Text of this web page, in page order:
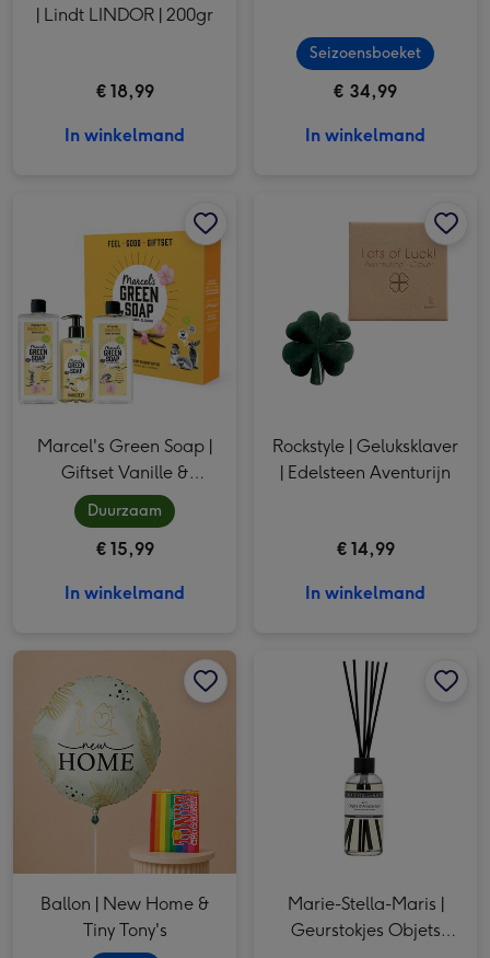
| Lindt LINDOR | 200gr
€ 18,99
In winkelmand
Seizoensboeket
€ 34,99
In winkelmand
Marcel's Green Soap |
Giftset Vanille &
Kersenbloesem
Duurzaam
€ 15,99
In winkelmand
Rockstyle | Geluksklaver
| Edelsteen Aventurijn
€ 14,99
In winkelmand
Ballon | New Home &
Tiny Tony's
Marie-Stella-Maris |
Geurstokjes Objets